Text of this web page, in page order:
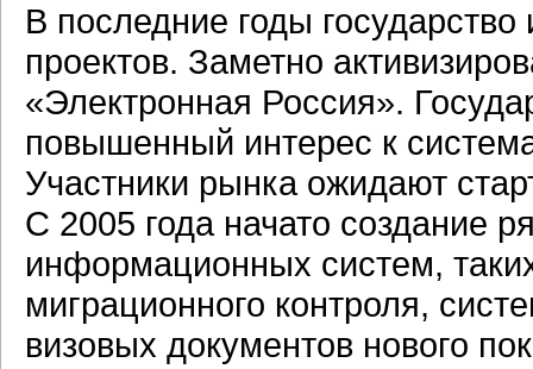
В последние годы
проектов. Заметно
«Электронная Россия».
повышенный интерес к
Участники рынка ожидают
С 2005 года начато создание
информационных систем,
миграционного контроля,
визовых документов нового